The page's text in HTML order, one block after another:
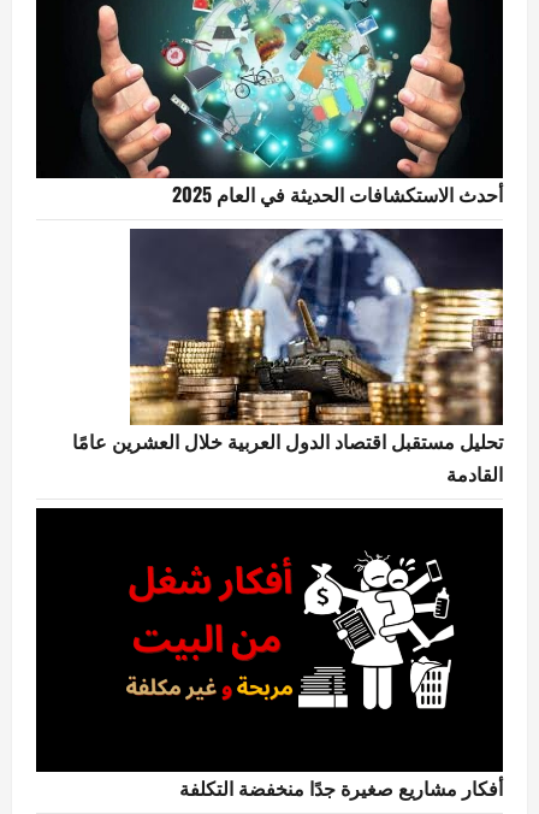
أحدث الاستكشافات الحديثة في العام 2025
تحليل مستقبل اقتصاد الدول العربية خلال العشرين عامًا
القادمة
أفكار مشاريع صغيرة جدًا منخفضة التكلفة